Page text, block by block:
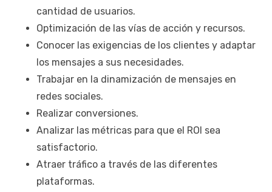
cantidad de usuarios.
Optimización de las vías de acción y recursos.
Conocer las exigencias de los clientes y adaptar
los mensajes a sus necesidades.
Trabajar en la dinamización de mensajes en
redes sociales.
Realizar conversiones.
Analizar las métricas para que el ROI sea
satisfactorio.
Atraer tráfico a través de las diferentes
plataformas.